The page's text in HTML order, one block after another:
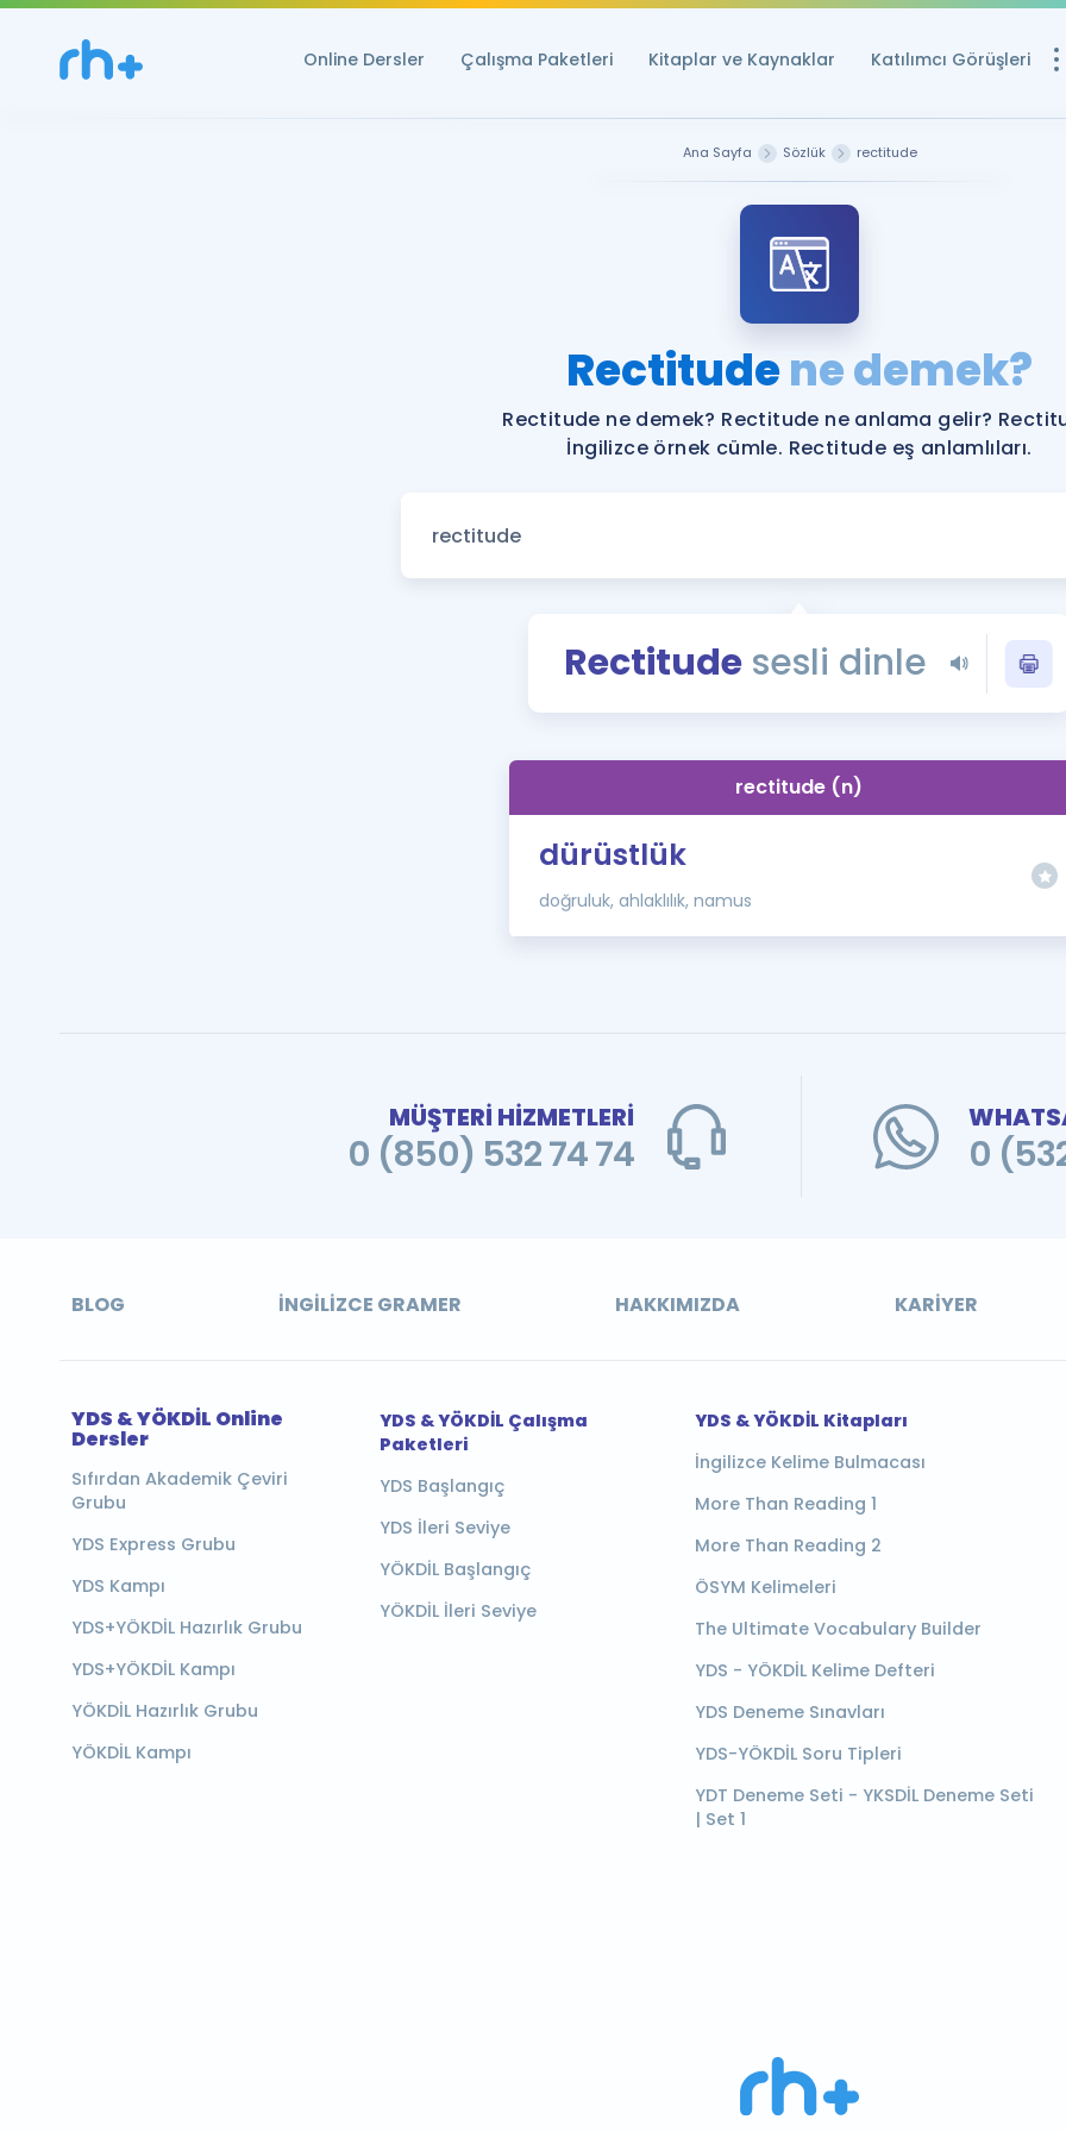
Online Dersler Çalışma Paketleri Kitaplar ve Kaynaklar Katılımcı Görüşleri
YDS ve YÖKDİL
YDS ve YÖKDİL'e
Tüm ÖSYM
YDS - YÖKDİL
İngilizce Gramer
Ana Sayfa Sözlük rectitude
Rectitudene demek?
Rectitude ne demek? Rectitude ne anlama gelir?
İngilizce örnek cümle. Rectitude eş anlamlıları.
Rectitudesesli dinle
rectitude (n)
dürüstlük
doğruluk, ahlaklılık, namus
MÜŞTERİ HİZMETLERİ
0 (850) 532 74 74 0
BLOG İNGILIZCE GRAMER HAKKIMIZDA KARIYER
YDS & YÖKDİL Online
Dersler
Sıfırdan Akademik Çeviri
Grubu
YDS Express Grubu
YDS Kampı
YDS+YÖKDİL Hazırlık Grubu
YDS+YÖKDİL Kampı
YÖKDİL Hazırlık Grubu
YÖKDİL Kampı
YDS & YÖKDİL Çalışma
Paketleri
YDS Başlangıç
YDS İleri Seviye
YÖKDİL Başlangıç
YÖKDİL İleri Seviye
YDS & YÖKDİL Kitapları
İngilizce Kelime Bulmacası
More Than Reading 1
More Than Reading 2
ÖSYM Kelimeleri
The Ultimate Vocabulary Builder
YDS - YÖKDİL Kelime Defteri
YDS Deneme Sınavları
YDS-YÖKDİL Soru Tipleri
YDT Deneme Seti - YKSDİL Deneme Seti
| Set 1